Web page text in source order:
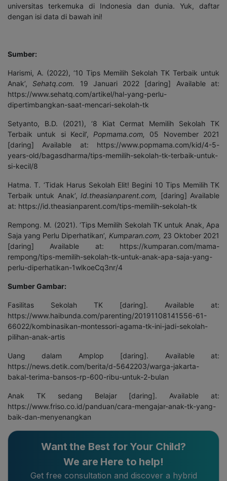
universitas terkemuka di Indonesia dan dunia. Yuk, daftar
dengan isi data di bawah ini!
Sumber:
Harismi, A. (2022), ‘10 Tips Memilih Sekolah TK Terbaik untuk
Anak’,Sehatq.com. 19 Januari 2022 [daring] Available at:
https://www.sehatq.com/artikel/hal-yang-perlu-
dipertimbangkan-saat-mencari-sekolah-tk
Setyanto, B.D. (2021), ‘8 Kiat Cermat Memilih Sekolah TK
Terbaik untuk si Kecil’, Popmama.com, 05 November 2021
[daring] Available at: https://www.popmama.com/kid/4-5-
years-old/bagasdharma/tips-memilih-sekolah-tk-terbaik-untuk-
si-kecil/8
Hatma. T. ‘Tidak Harus Sekolah Elit! Begini 10 Tips Memilih TK
Terbaik untuk Anak’, Id.theasianparent.com, [daring] Available
at: https://id.theasianparent.com/tips-memilih-sekolah-tk
Rempong. M. (2021). ‘Tips Memilih Sekolah TK untuk Anak, Apa
Saja yang Perlu Diperhatikan’, Kumparan.com, 23 Oktober 2021
[daring] Available at: https://kumparan.com/mama-
rempong/tips-memilih-sekolah-tk-untuk-anak-apa-saja-yang-
perlu-diperhatikan-1wlkoeCq3nr/4
Sumber Gambar:
Fasilitas Sekolah TK [daring]. Available at:
https://www.haibunda.com/parenting/20191108141556-61-
66022/kombinasikan-montessori-agama-tk-ini-jadi-sekolah-
pilihan-anak-artis
Uang dalam Amplop [daring]. Available at:
https://news.detik.com/berita/d-5642203/warga-jakarta-
bakal-terima-bansos-rp-600-ribu-untuk-2-bulan
Anak TK sedang Belajar [daring]. Available at:
https://www.friso.co.id/panduan/cara-mengajar-anak-tk-yang-
baik-dan-menyenangkan
Want the Best for Your Child?
We are Here to help!
Get free consultation and discover a hybrid